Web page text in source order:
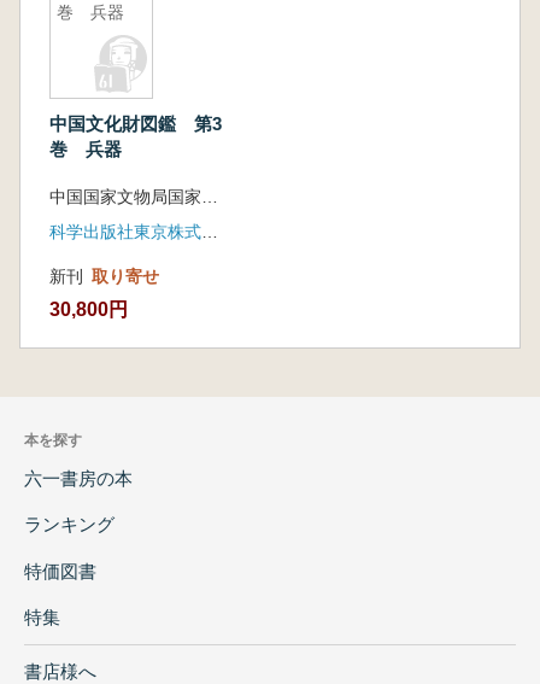
巻 兵器
中国文化財図鑑 第3
巻 兵器
中国国家文物局国家文物鑑定委員会 編 [監修] 小澤正人[翻訳] 今村佳子
科学出版社東京株式会社(発行) ゆまに書房(発売)
新刊 取り寄せ
30,800円
本を探す
六一書房の本
ランキング
特価図書
特集
書店様へ